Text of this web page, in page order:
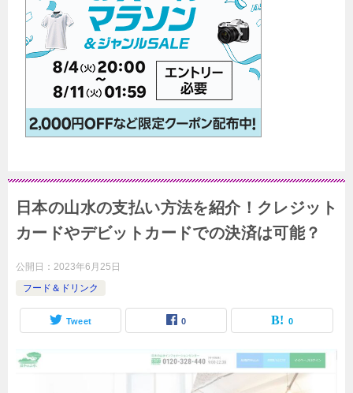
日本の山水の支払い方法を紹介！クレジット
カードやデビットカードでの決済は可能？
公開日： 2023年6月25日
フード＆ドリンク
Tweet 0 0